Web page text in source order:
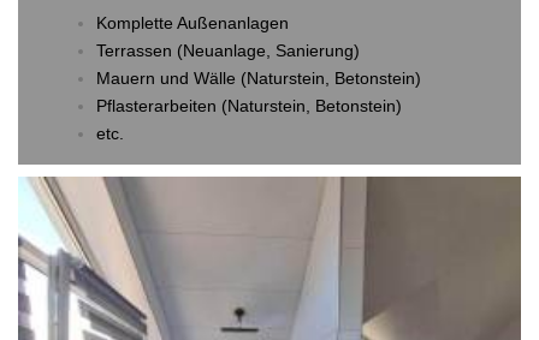
Komplette Außenanlagen
Terrassen (Neuanlage, Sanierung)
Mauern und Wälle (Naturstein, Betonstein)
Pflasterarbeiten (Naturstein, Betonstein)
etc.